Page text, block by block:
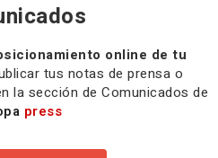
online de tu
tus notas de prensa o
la sección de Comunicados de
press